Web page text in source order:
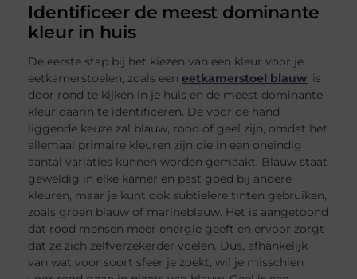
Identificeer de meest dominante
kleur in huis
De eerste stap bij het kiezen van een kleur voor je
eetkamerstoelen, zoals eeneetkamerstoel blauw, is
door rond te kijken in je huis en de meest dominante
kleur daarin te identificeren. De voor de hand
liggende keuze zal blauw, rood of geel zijn, omdat het
allemaal primaire kleuren zijn die in een oneindig
aantal variaties kunnen worden gemaakt. Blauw staat
geweldig in elke kamer en past goed bij andere
kleuren, maar je kunt ook subtielere tinten gebruiken,
zoals groen blauw of marineblauw. Het is aangetoond
dat rood mensen meer energie geeft en ervoor zorgt
dat ze zich zelfverzekerder voelen. Dus, afhankelijk
van wat voor soort sfeer je zoekt, wil je misschien